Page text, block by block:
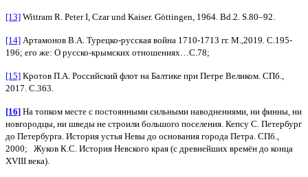
[13] Wittram R. Peter I, Czar und Kaiser. Göttingen, 1964. Bd.2. S.80–92.
[14] Артамонов В.А. Турецко-русская война 1710-1713 гг. М.,2019. С.195-
196; его же: О русско-крымских отношениях…С.78;
[15] Кротов П.А. Российский флот на Балтике при Петре Великом. СПб.,
2017. С.363.
[16] На топком месте с постоянными сильными наводнениями, ни финны, ни
новгородцы, ни шведы не строили большого поселения. Кепсу С. Петербург
до Петербурга. История устья Невы до основания города Петра. СПб.,
2000; Жуков К.С. История Невского края (с древнейших времён до конца
XVIII века).